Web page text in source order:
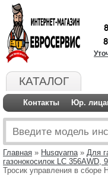
КАТАЛОГ
Контакты Юр.
Главная » Husqvarna» Для
газонокосилок LC 356AWD,
Тросик управления в сборе